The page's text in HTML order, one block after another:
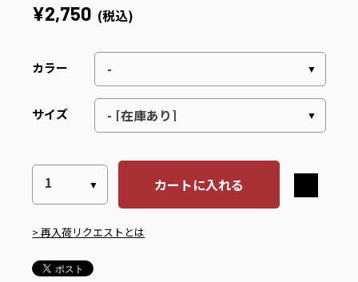
¥2,750 (税込)
カラー
サイズ
カートに入れる
> 再入荷リクエストとは